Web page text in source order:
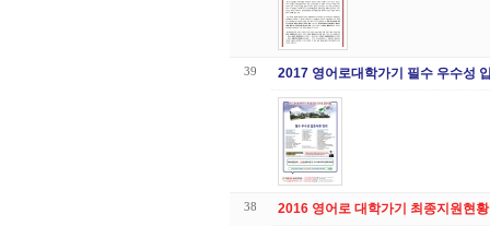
39 2017 영어로대학가기 필수 우수성
38 2016 영어로 대학가기 최종지원현